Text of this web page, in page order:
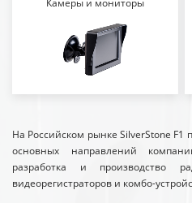
Камеры и мониторы
На Российском рынке SilverStone F1
основных направлений
разработка и производство
видеорегистраторов и комбо-